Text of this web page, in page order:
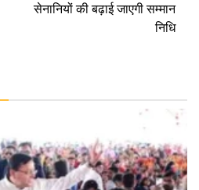
सेनानियों की बढ़ाई जाएगी सम्मान
निधि